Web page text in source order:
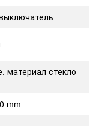
материал стекло
mm